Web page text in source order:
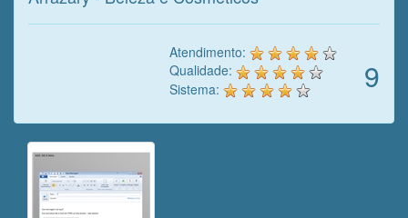
9
Atendimento:
Qualidade:
Sistema: